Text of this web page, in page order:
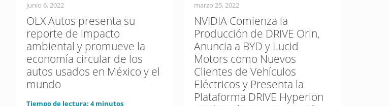
junio 6, 2022
OLX Autos presenta su
reporte de impacto
ambiental y promueve la
economía circular de los
autos usados en México y el
mundo
Tiempo de lectura: 4 minutos
marzo 25, 2022
NVIDIA Comienza la
Producción de DRIVE Orin,
Anuncia a BYD y Lucid
Motors como Nuevos
Clientes de Vehículos
Eléctricos y Presenta la
Plataforma DRIVE Hyperion